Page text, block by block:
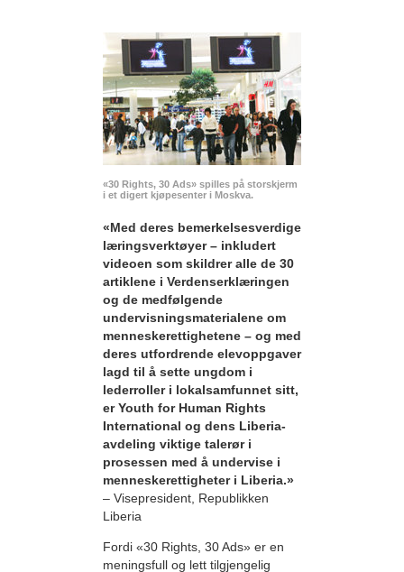
«30 Rights, 30 Ads» spilles på storskjerm
i et digert kjøpesenter i Moskva.
«Med deres bemerkelses­verdige
læringsverktøyer – inkludert
videoen som skildrer alle de 30
artiklene i Verdenserklæringen
og de medfølgende
undervisningsmaterialene om
menneskerettighetene – og med
deres utfordrende elevoppgaver
lagd til å sette ungdom i
lederroller i lokalsamfunnet sitt,
er Youth for Human Rights
International og dens Liberia-
avdeling viktige talerør i
prosessen med å undervise i
menneskerettigheter i Liberia.»
– Visepresident, Republikken
Liberia
Fordi «30 Rights, 30 Ads» er en
meningsfull og lett tilgjengelig